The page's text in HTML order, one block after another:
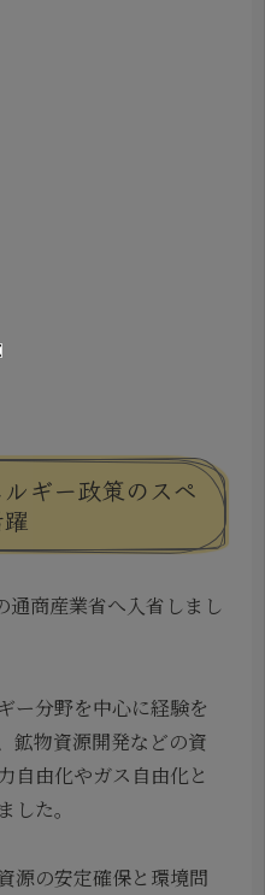
ギー政策のスペ
通商産業省へ入省しまし
ー分野を中心に経験を
鉱物資源開発などの資
自由化やガス自由化と
た。
源の安定確保と環境問